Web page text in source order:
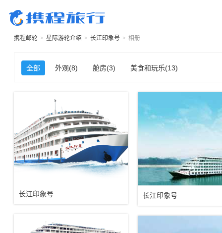
携程邮轮 > 星际游轮介绍 > 长江印象号 > 相册
全部 外观(8) 舱房(3) 美食和玩乐(13)
长江印象号 长江印象号